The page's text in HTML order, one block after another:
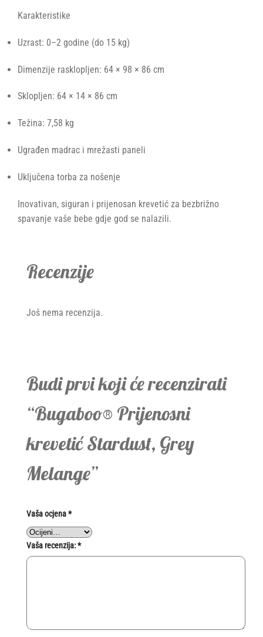
Karakteristike
Uzrast: 0–2 godine (do 15 kg)
Dimenzije rasklopljen: 64 × 98 × 86 cm
Sklopljen: 64 × 14 × 86 cm
Težina: 7,58 kg
Ugrađen madrac i mrežasti paneli
Uključena torba za nošenje
Inovativan, siguran i prijenosan krevetić za bezbrižno
spavanje vaše bebe gdje god se nalazili.
Recenzije
Još nema recenzija.
Budi prvi koji će recenzirati
“Bugaboo® Prijenosni
krevetić Stardust, Grey
Melange”
Vaša ocjena*
Vaša recenzija:*